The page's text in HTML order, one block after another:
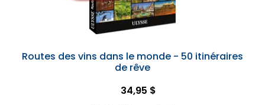
Routes des vins dans le monde - 50 itinéraires
de rêve
34,95 $